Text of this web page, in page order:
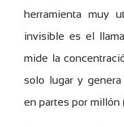
herramienta muy
invisible es el
mide la
solo lugar y
en partes por millón